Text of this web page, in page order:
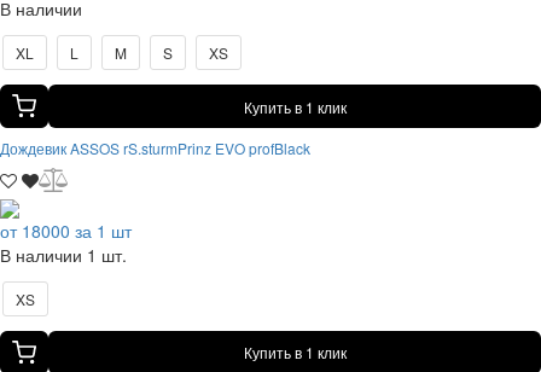
В наличии
XL L M S XS
Купить в 1 клик
Дождевик ASSOS rS.sturmPrinz EVO profBlack
от 18000 за 1 шт
В наличии 1 шт.
XS
Купить в 1 клик